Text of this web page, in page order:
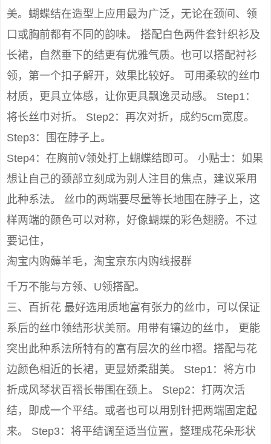
美。蝴蝶结在造型上应用最为广泛，无论在颈间、领
口或胸前都有不同的韵味。 搭配白色两件套针织衫及
长裙，自然垂下的结更有优雅气质。也可以搭配衬衫
领，第一个扣子解开，效果比较好。 可用柔软的丝巾
材质，更具立体感，让你更具飘逸灵动感。 Step1：
将长丝巾对折。 Step2：再次对折，成约5cm宽度。
Step3：围在脖子上。
Step4：在胸前V领处打上蝴蝶结即可。 小贴士：如果
想让自己的颈部立刻成为别人注目的焦点，建议采用
此种系法。 丝巾的两端要尽量等长地围在脖子上，这
样两端的颜色可以对称，好像蝴蝶的彩色翅膀。不过
要记住，
淘宝内购薅羊毛，淘宝京东内购线报群
千万不能与方领、U领搭配。
三、百折花 最好选用质地富有张力的丝巾，可以保证
系后的丝巾领结形状美丽。用带有镶边的丝巾， 更能
突出此种系法所特有的富有层次的丝巾褶。搭配与花
边颜色相近的长裙，更显娇柔甜美。 Step1：将方巾
折成风琴状百褶长带围在颈上。 Step2：打两次活
结，即成一个平结。或者也可以用别针把两端固定起
来。 Step3：将平结调至适当位置，整理成花朵形状